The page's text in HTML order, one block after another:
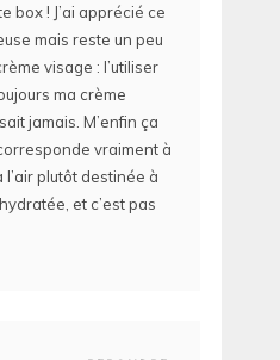
box ! J’ai apprécié ce
mais reste un peu
visage : l’utiliser
ma crème
jamais. M’enfin ça
vraiment à
l’air plutôt destinée à
et c’est pas